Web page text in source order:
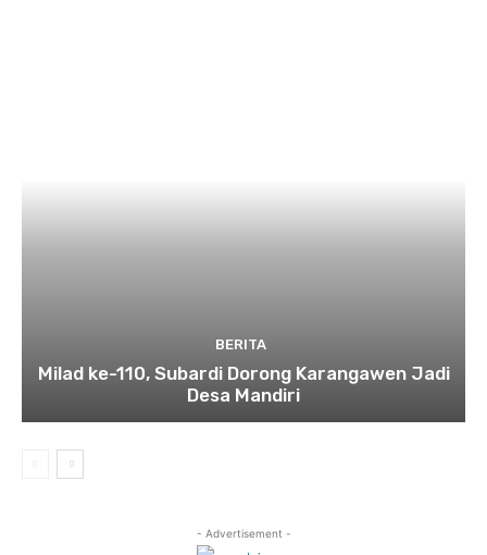
BERITA
Milad ke-110, Subardi Dorong Karangawen Jadi
Desa Mandiri
- Advertisement -